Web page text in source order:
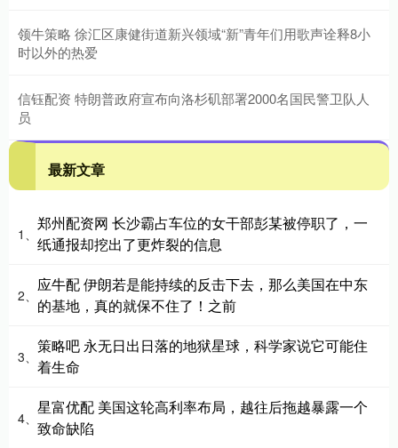
领牛策略 徐汇区康健街道新兴领域“新”青年们用歌声诠释8小
时以外的热爱
信钰配资 特朗普政府宣布向洛杉矶部署2000名国民警卫队人
员
最新文章
1、
郑州配资网 长沙霸占车位的女干部彭某被停职了，一
纸通报却挖出了更炸裂的信息
2、
应牛配 伊朗若是能持续的反击下去，那么美国在中东
的基地，真的就保不住了！之前
3、
策略吧 永无日出日落的地狱星球，科学家说它可能住
着生命
4、
星富优配 美国这轮高利率布局，越往后拖越暴露一个
致命缺陷